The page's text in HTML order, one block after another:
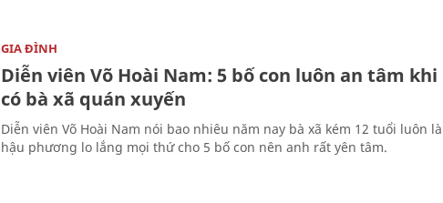
GIA ĐÌNH
Diễn viên Võ Hoài Nam: 5 bố con luôn an tâm khi
có bà xã quán xuyến
Diễn viên Võ Hoài Nam nói bao nhiêu năm nay bà xã kém 12 tuổi luôn là
hậu phương lo lắng mọi thứ cho 5 bố con nên anh rất yên tâm.